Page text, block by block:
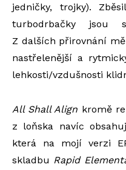
jedničky, trojky).
turbodrbačky jsou
Z dalších přirovnání
nastřelenější a
lehkosti/vzdušnosti
All Shall Align kromě
z loňska navíc
která na mojí verzi
skladbu Rapid